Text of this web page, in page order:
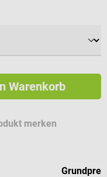
Warenkorb
merken